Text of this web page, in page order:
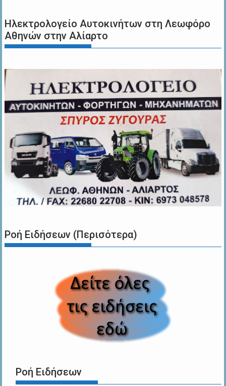
Ηλεκτρολογείο Αυτοκινήτων στη Λεωφόρο
Αθηνών στην Αλίαρτο
Ροή Ειδήσεων (Περισότερα)
Ροή Ειδήσεων